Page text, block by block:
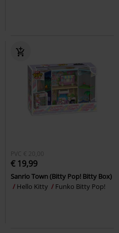
PVC € 20,00
€ 19,99
Sanrio Town (Bitty Pop! Bitty Box)
Hello Kitty
Funko Bitty Pop!